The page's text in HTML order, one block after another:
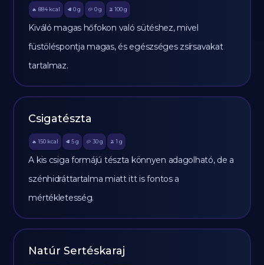
🔥 884 kcal 🥩 0 g 🥔 0g 🫒 100 g
Kiváló magas hőfokon való sütéshez, mivel
füstöléspontja magas, és egészséges zsírsavakat
tartalmaz.
Csigatészta
🔥 150 kcal 🥩 5 g 🥔 30g 🫒 1 g
A kis csiga formájú tészta könnyen adagolható, de a
szénhidráttartalma miatt itt is fontos a
mértékletesség.
Natúr Sertéskaraj